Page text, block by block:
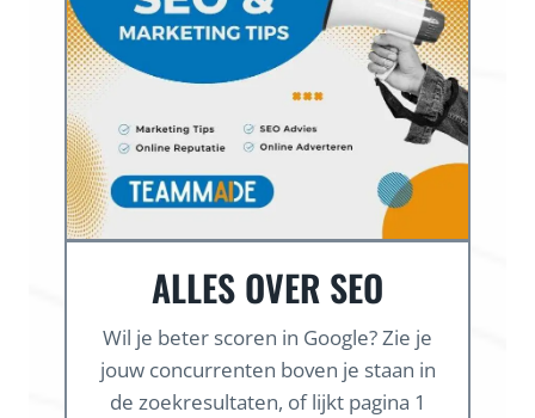
ALLES OVER SEO
Wil je beter scoren in Google? Zie je
jouw concurrenten boven je staan in
de zoekresultaten, of lijkt pagina 1